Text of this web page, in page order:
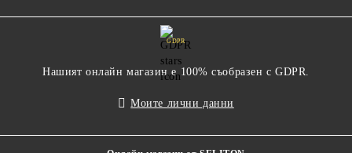
GDPR
Нашият онлайн магазин е 100% съобразен с GDPR.
Моите лични данни